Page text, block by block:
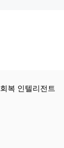
회복 인텔리전트